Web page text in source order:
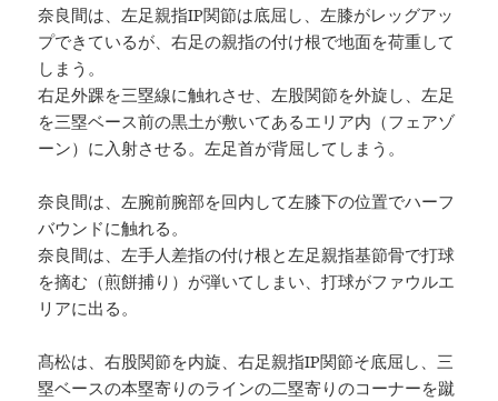
奈良間は、左足親指IP関節は底屈し、左膝がレッグアッ
プできているが、右足の親指の付け根で地面を荷重して
しまう。
右足外踝を三塁線に触れさせ、左股関節を外旋し、左足
を三塁ベース前の黒土が敷いてあるエリア内（フェアゾ
ーン）に入射させる。左足首が背屈してしまう。
奈良間は、左腕前腕部を回内して左膝下の位置でハーフ
バウンドに触れる。
奈良間は、左手人差指の付け根と左足親指基節骨で打球
を摘む（煎餅捕り）が弾いてしまい、打球がファウルエ
リアに出る。
髙松は、右股関節を内旋、右足親指IP関節そ底屈し、三
塁ベースの本塁寄りのラインの二塁寄りのコーナーを蹴